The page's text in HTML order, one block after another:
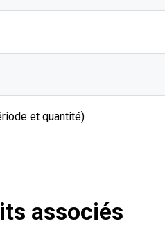
et quantité)
associés